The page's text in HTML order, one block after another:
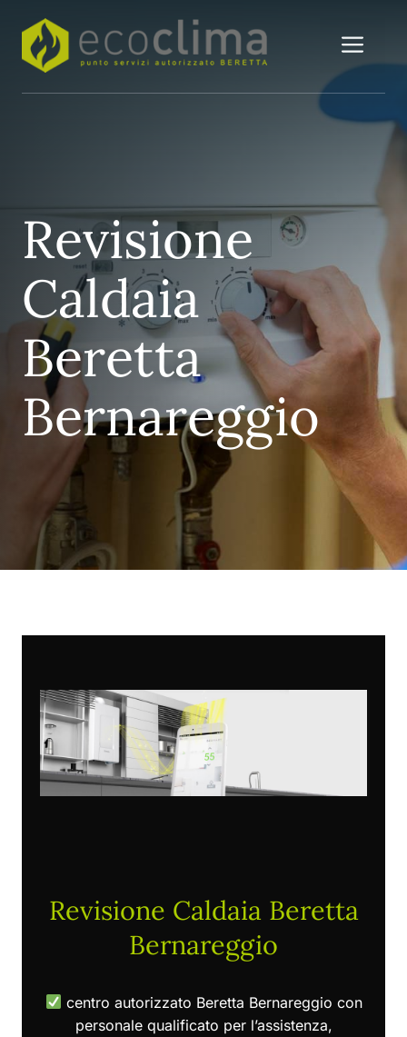
contenuto
Revisione
Caldaia
Beretta
Bernareggio
Revisione Caldaia Beretta
Bernareggio
centro autorizzato Beretta Bernareggio con
personale qualificato per l’assistenza,